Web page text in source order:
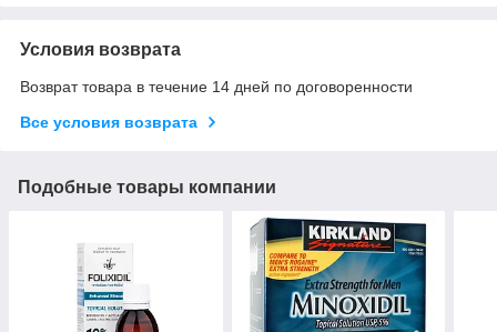
Условия возврата
Возврат товара в течение 14 дней по договоренности
Все условия возврата
Подобные товары компании